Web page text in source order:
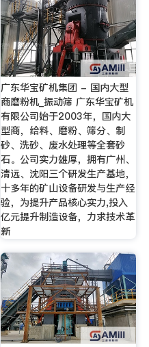
广东华宝矿机集团 - 国内大型
商磨粉机_振动筛 广东华宝矿机
有限公司始于2003年，国内大
型商，给料、磨粉、筛分、制
砂、洗砂、废水处理等全套砂
石。公司实力雄厚，拥有广州、
清远、沈阳三个研发生产基地，
十多年的矿山设备研发与生产经
验，为提升产品核心实力,投入
亿元提升制造设备，力求技术革
新